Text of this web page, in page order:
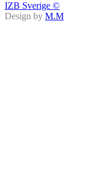
IZB Sverige ©
Design by M.M